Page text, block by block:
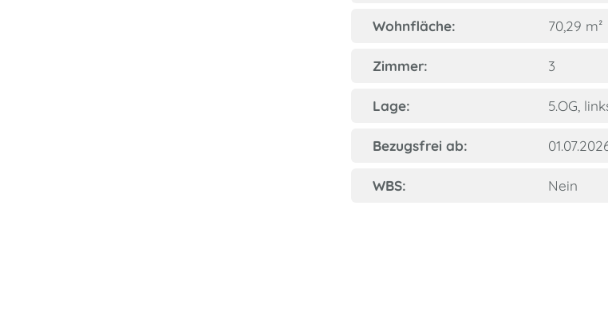
Wohnfläche: 70,29 m²
Zimmer: 3
Lage: 5.OG,
Bezugsfrei ab:
WBS: Nein